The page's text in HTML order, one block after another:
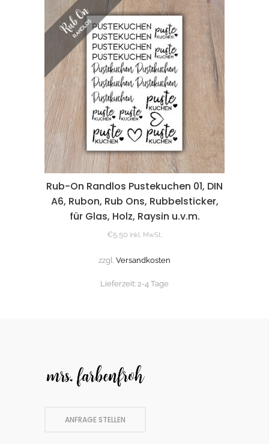
Rub-On Randlos Pustekuchen 01, DIN
A6, Rubon, Rub Ons, Rubbelsticker,
für Glas, Holz, Raysin u.v.m.
€5,50 inkl. MwSt.
zzgl. Versandkosten
Lieferzeit: 2-4 Tage
ANFRAGE STELLEN